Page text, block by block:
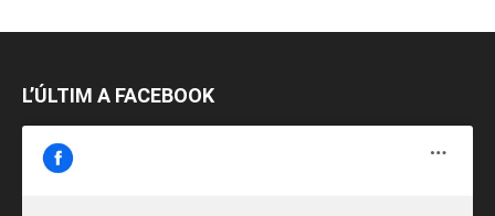
L’ÚLTIM A FACEBOOK